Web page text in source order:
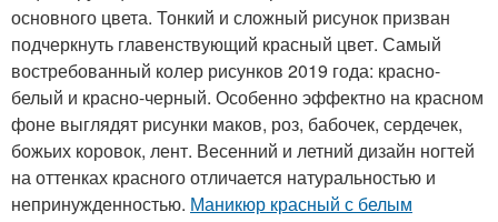
основного цвета. Тонкий и сложный рисунок призван
подчеркнуть главенствующий красный цвет. Самый
востребованный колер рисунков 2019 года: красно-
белый и красно-черный. Особенно эффектно на красном
фоне выглядят рисунки маков, роз, бабочек, сердечек,
божьих коровок, лент. Весенний и летний дизайн ногтей
на оттенках красного отличается натуральностью и
непринужденностью. Маникюр красный с белым